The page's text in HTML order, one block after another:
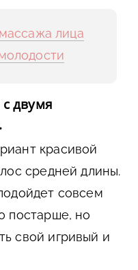
лица
двумя
красивой
средней длины.
совсем
постарше, но
свой игривый и